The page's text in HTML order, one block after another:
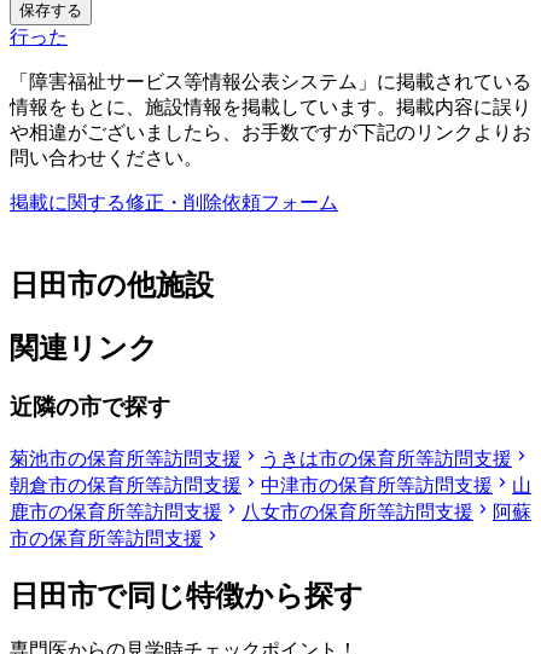
保存する
行った
「障害福祉サービス等情報公表システム」に掲載されている
情報をもとに、施設情報を掲載しています。掲載内容に誤り
や相違がございましたら、お手数ですが下記のリンクよりお
問い合わせください。
掲載に関する修正・削除依頼フォーム
日田市の他施設
関連リンク
近隣の市で探す
菊池市の保育所等訪問支援
うきは市の保育所等訪問支援
朝倉市の保育所等訪問支援
中津市の保育所等訪問支援
山
鹿市の保育所等訪問支援
八女市の保育所等訪問支援
阿蘇
市の保育所等訪問支援
日田市で同じ特徴から探す